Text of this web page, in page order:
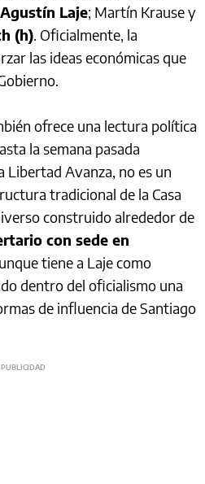
Agustín Laje; Martín Krause y
(h). Oficialmente, la
las ideas económicas que
ofrece una lectura política
la semana pasada
Libertad Avanza, no es un
tradicional de la Casa
construido alrededor de
con sede en
tiene a Laje como
dentro del oficialismo una
de influencia de Santiago